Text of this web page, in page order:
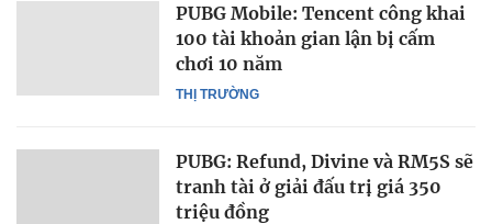
THỊ TRƯỜNG
PUBG Mobile: Tencent công khai
100 tài khoản gian lận bị cấm
chơi 10 năm
PUBG: Refund, Divine và RM5S sẽ
tranh tài ở giải đấu trị giá 350
triệu đồng